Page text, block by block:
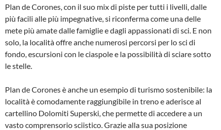
Plan de Corones, con il suo mix di piste per tutti i livelli, dalle
più facili alle più impegnative, si riconferma come una delle
mete più amate dalle famiglie e dagli appassionati di sci. E non
solo, la località offre anche numerosi percorsi per lo sci di
fondo, escursioni con le ciaspole e la possibilità di sciare sotto
le stelle.
Plan de Corones è anche un esempio di turismo sostenibile: la
località è comodamente raggiungibile in treno e aderisce al
cartellino Dolomiti Superski, che permette di accedere a un
vasto comprensorio sciistico. Grazie alla sua posizione